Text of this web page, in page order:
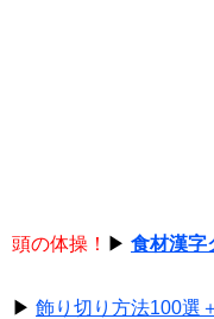
頭の体操！ ▶ 食材漢字
▶ 飾り切り方法100選